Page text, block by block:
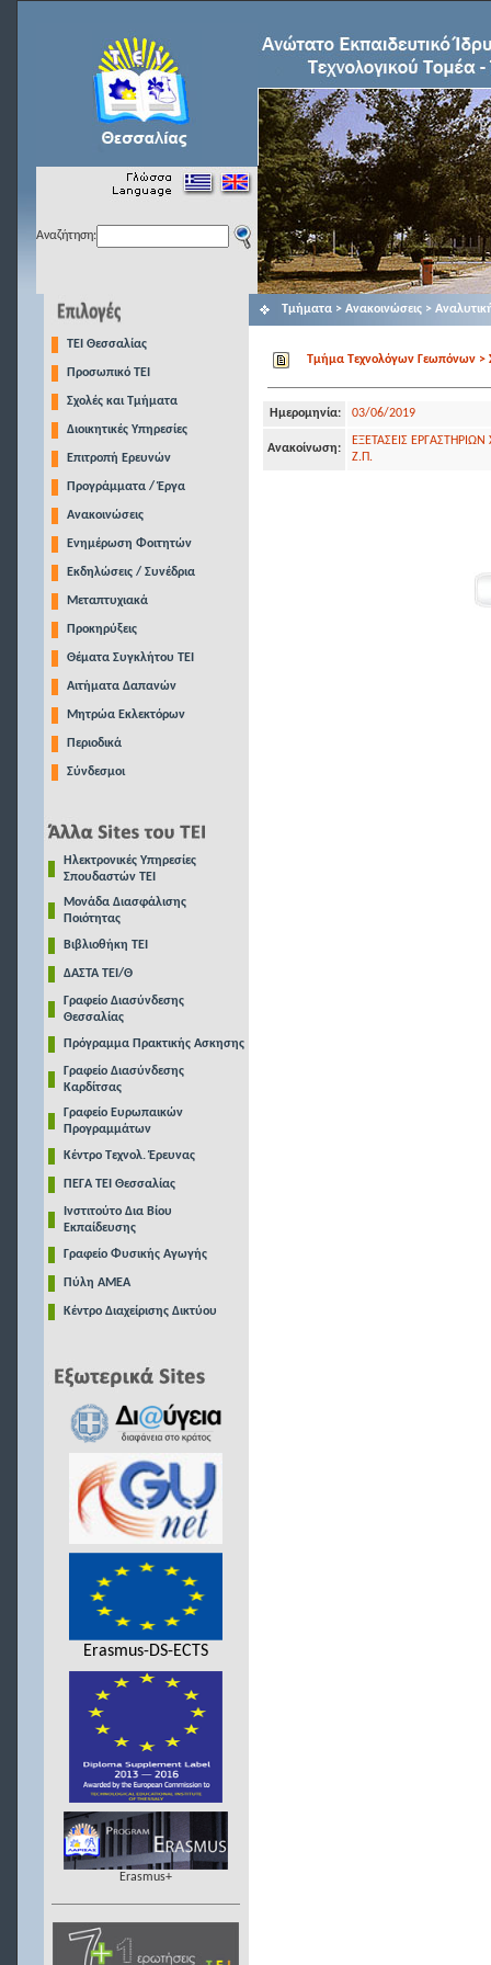
Αναζήτηση:
TEI Θεσσαλίας
Προσωπικό ΤΕΙ
Σχολές και Τμήματα
Διοικητικές Υπηρεσίες
Επιτροπή Ερευνών
Προγράμματα / Έργα
Ανακοινώσεις
Ενημέρωση Φοιτητών
Εκδηλώσεις / Συνέδρια
Μεταπτυχιακά
Προκηρύξεις
Θέματα Συγκλήτου ΤΕΙ
Αιτήματα Δαπανών
Μητρώα Εκλεκτόρων
Περιοδικά
Σύνδεσμοι
Ηλεκτρονικές Υπηρεσίες
Σπουδαστών ΤΕΙ
Μονάδα Διασφάλισης
Ποιότητας
Βιβλιοθήκη ΤΕΙ
ΔΑΣΤΑ ΤΕΙ/Θ
Γραφείο Διασύνδεσης
Θεσσαλίας
Πρόγραμμα Πρακτικής Ασκησης
Γραφείο Διασύνδεσης
Καρδίτσας
Γραφείο Ευρωπαικών
Προγραμμάτων
Κέντρο Τεχνολ. Έρευνας
ΠΕΓΑ ΤΕΙ Θεσσαλίας
Ινστιτούτο Δια Βίου
Εκπαίδευσης
Γραφείο Φυσικής Αγωγής
Πύλη ΑΜΕΑ
Κέντρο Διαχείρισης Δικτύου
Erasmus-DS-ECTS
Erasmus+
Τμήματα > Ανακοινώσεις >
Τμήμα Τεχνολόγων Γεωπόνων >
Ημερομηνία: 03/06/2019
Ανακοίνωση:
ΕΞΕΤΑΣΕΙΣ
Ζ.Π.